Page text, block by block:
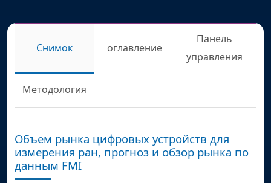
Снимок оглавление
Панель
управления
Методология
Объем рынка цифровых устройств для
измерения ран, прогноз и обзор рынка по
данным FMI